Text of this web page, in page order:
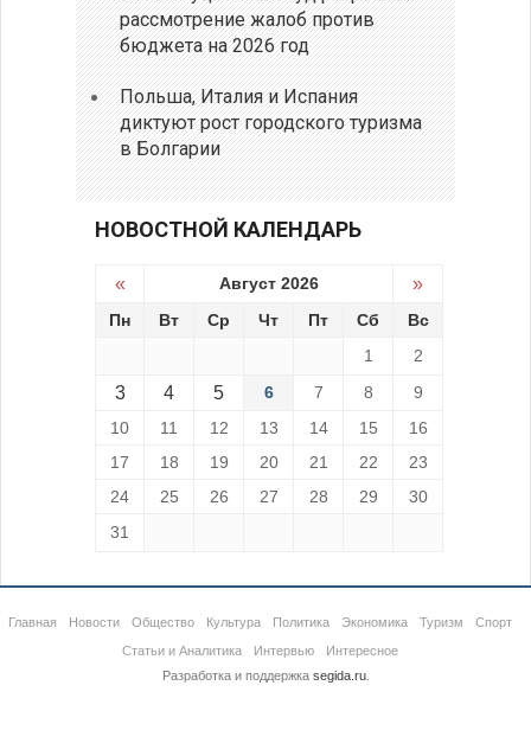
рассмотрение жалоб против
бюджета на 2026 год
Польша, Италия и Испания
диктуют рост городского туризма
в Болгарии
НОВОСТНОЙ КАЛЕНДАРЬ
« Август 2026 »
Пн Вт Ср Чт Пт Сб
Вс
1
2
3 4 5 6 7 8
9
10
11 12 13 14 15
16
17
18 19 20 21 22
23
24
25 26 27 28 29
30
31
Главная Новости Общество Культура Политика Экономика Туризм
Спорт
Статьи и Аналитика
Интервью
Интересное
Разработка и поддержка segida.ru.